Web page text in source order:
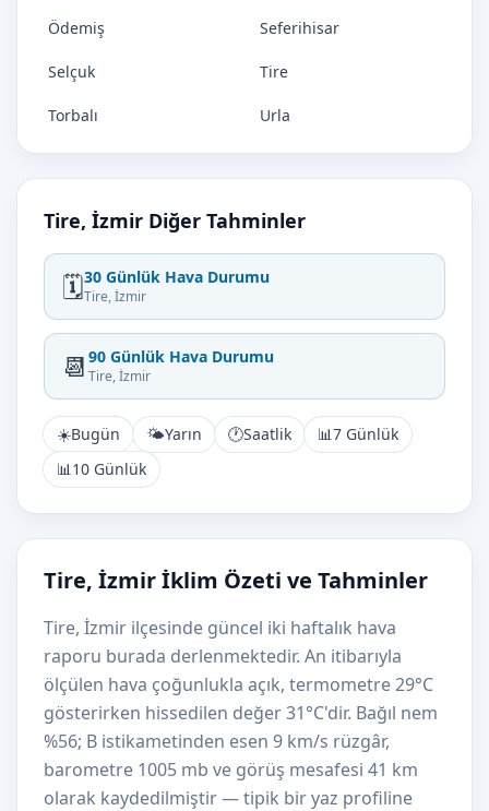
Ödemiş Seferihisar
Selçuk Tire
Torbalı Urla
Tire, İzmir Diğer Tahminler
🗓️30 Günlük Hava Durumu
Tire, İzmir
📆 90 Günlük Hava Durumu
Tire, İzmir
☀️Bugün 🌤️Yarın 🕐Saatlik 📊7 Günlük
📊10 Günlük
Tire, İzmir İklim Özeti ve Tahminler
Tire, İzmir ilçesinde güncel iki haftalık hava
raporu burada derlenmektedir. An itibarıyla
ölçülen hava çoğunlukla açık, termometre 29°C
gösterirken hissedilen değer 31°C'dir. Bağıl nem
%56; B istikametinden esen 9 km/s rüzgâr,
barometre 1005 mb ve görüş mesafesi 41 km
olarak kaydedilmiştir — tipik bir yaz profiline